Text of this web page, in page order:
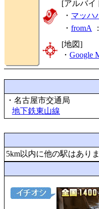
[アルバイ
・ マッハ
・ fromA
[地図]
・ Google
・名古屋市交通局
地下鉄東山線
5km以内に他の駅はあり